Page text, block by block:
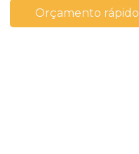
Orçamento rápido